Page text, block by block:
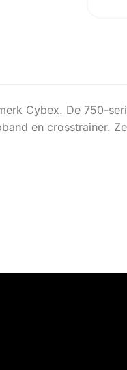
Cybex. De 750-
en crosstrainer.